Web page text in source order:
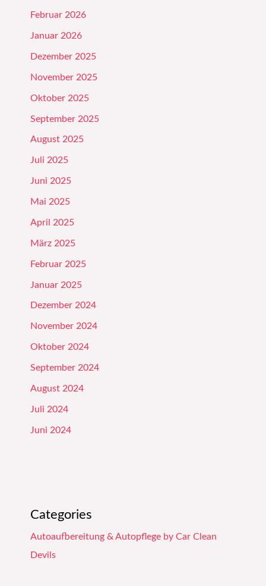
Februar 2026
Januar 2026
Dezember 2025
November 2025
Oktober 2025
September 2025
August 2025
Juli 2025
Juni 2025
Mai 2025
April 2025
März 2025
Februar 2025
Januar 2025
Dezember 2024
November 2024
Oktober 2024
September 2024
August 2024
Juli 2024
Juni 2024
Categories
Autoaufbereitung & Autopflege by Car Clean
Devils